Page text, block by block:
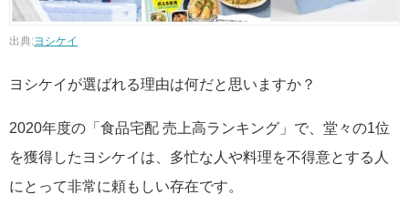
出典:ヨシケイ
ヨシケイが選ばれる理由は何だと思いますか？
2020年度の「食品宅配 売上高ランキング」で、堂々の1位
を獲得したヨシケイは、多忙な人や料理を不得意とする人
にとって非常に頼もしい存在です。